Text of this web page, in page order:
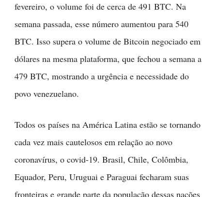
fevereiro, o volume foi de cerca de 491 BTC. Na
semana passada, esse número aumentou para 540
BTC. Isso supera o volume de Bitcoin negociado em
dólares na mesma plataforma, que fechou a semana a
479 BTC, mostrando a urgência e necessidade do
povo venezuelano.
Todos os países na América Latina estão se tornando
cada vez mais cautelosos em relação ao novo
coronavírus, o covid-19. Brasil, Chile, Colômbia,
Equador, Peru, Uruguai e Paraguai fecharam suas
fronteiras e grande parte da população dessas nações